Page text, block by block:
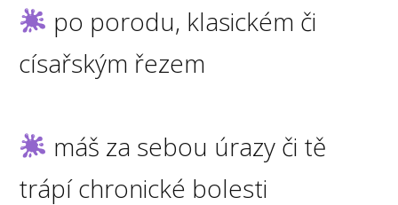
po porodu, klasickém či
císařským řezem
máš za sebou úrazy či tě
trápí chronické bolesti